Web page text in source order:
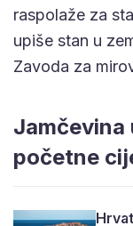
raspolaže za
upiše stan u
Zavoda za
Jamčevina
početne